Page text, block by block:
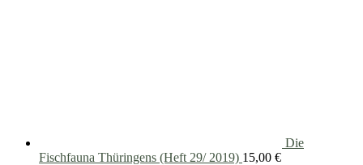
Die
Fischfauna Thüringens (Heft 29/ 2019) 15,00 €